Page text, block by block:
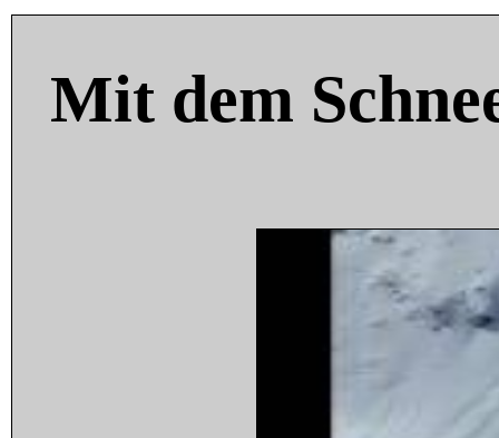
Mit dem